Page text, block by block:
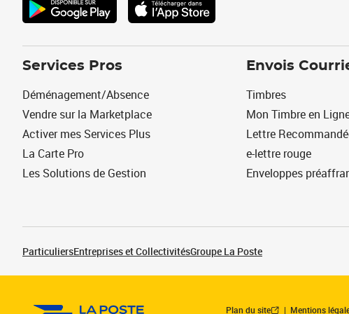
Services Pros
Déménagement/Absence
Vendre sur la Marketplace
Activer mes Services Plus
La Carte Pro
Les Solutions de Gestion
Envois
Timbres
Mon Timbre en
Lettre
e-lettre rouge
Enveloppes
ParticuliersEntreprises et CollectivitésGroupe La Poste
Plan du site Mentions